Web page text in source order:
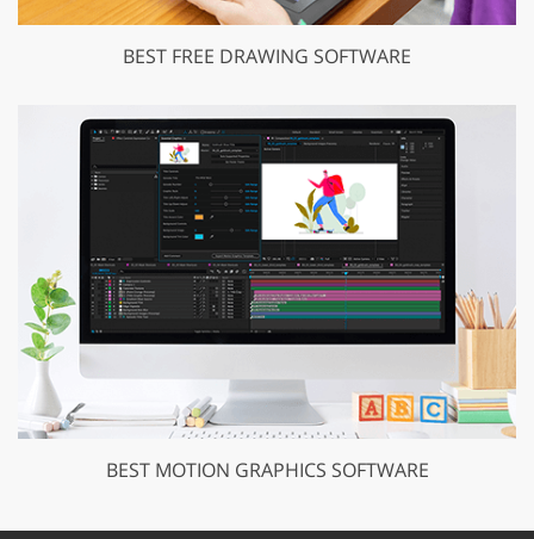
BEST FREE DRAWING SOFTWARE
BEST MOTION GRAPHICS SOFTWARE